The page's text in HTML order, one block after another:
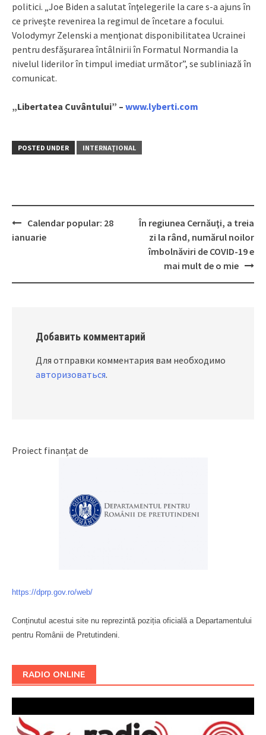
politici. „Joe Biden a salutat înţelegerile la care s-a ajuns în
ce priveşte revenirea la regimul de încetare a focului.
Volodymyr Zelenski a menţionat disponibilitatea Ucrainei
pentru desfăşurarea întâlnirii în Formatul Normandia la
nivelul liderilor în timpul imediat următor”, se subliniază în
comunicat.
„Libertatea Cuvântului” – www.lyberti.com
POSTED UNDER INTERNAŢIONAL
Post
Calendar popular: 28
ianuarie
În regiunea Cernăuţi, a treia
zi la rând, numărul noilor
îmbolnăviri de COVID-19 e
mai mult de o mie
Добавить комментарий
Для отправки комментария вам необходимо
авторизоваться.
Proiect finanțat de
https://dprp.gov.ro/web/
Conținutul acestui site nu reprezintă poziția oficială a Departamentului
pentru Românii de Pretutindeni.
RADIO ONLINE